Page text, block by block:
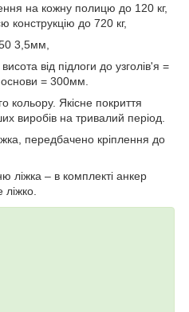
на кожну полицю до 120 кг,
конструкцію до 720 кг,
3,5мм,
від підлоги до узголів'я =
основи = 300мм.
кольору. Якісне покриття
виробів на тривалий період.
передбачено кріплення до
ліжка – в комплекті анкер
ліжко.